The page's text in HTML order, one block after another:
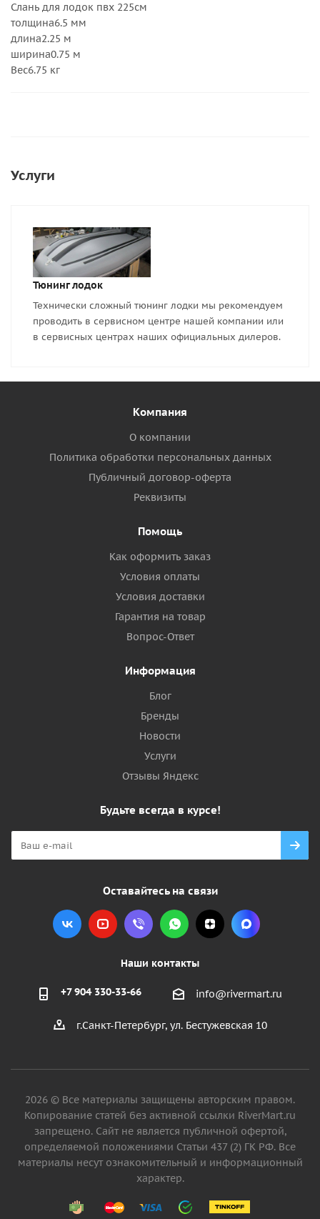
Слань для лодок пвх 225см
толщина6.5 мм
длина2.25 м
ширина0.75 м
Вес6.75 кг
Услуги
Тюнинг лодок
Технически сложный тюнинг лодки мы рекомендуем
проводить в сервисном центре нашей компании или
в сервисных центрах наших официальных дилеров.
Компания
О компании
Политика обработки персональных данных
Публичный договор-оферта
Реквизиты
Помощь
Как оформить заказ
Условия оплаты
Условия доставки
Гарантия на товар
Вопрос-Ответ
Информация
Блог
Бренды
Новости
Услуги
Отзывы Яндекс
Будьте всегда в курсе!
Оставайтесь на связи
Наши контакты
+7 904 330-33-66 info@rivermart.ru
г.Санкт-Петербург, ул. Бестужевская 10
2026 © Все материалы защищены авторским правом.
Копирование статей без активной ссылки RiverMart.ru
запрещено. Сайт не является публичной офертой,
определяемой положениями Статьи 437 (2) ГК РФ. Все
материалы несут ознакомительный и информационный
характер.